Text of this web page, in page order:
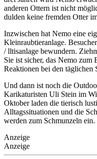
anderen Ottern ist nicht
dulden keine fremden Otter
Inzwischen hat Nemo eine
Kleinraubtieranlage.
/ lltisanlage bewundern.
Sie ist sicher, das Nemo
Reaktionen bei den täglichen
Und dann ist noch die
Karikaturisten Uli Stein im
Oktober laden die tierisch
Alltagssituationen und die
werden zum Schmunzeln ein.
Anzeige
Anzeige